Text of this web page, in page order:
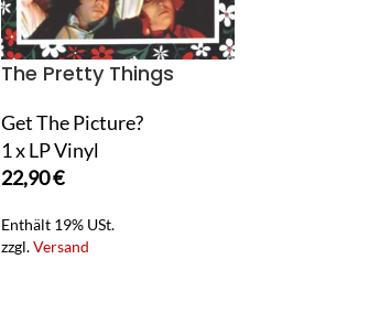
The Pretty Things
Get The Picture?
1 x LP Vinyl
22,90€
Enthält 19% USt.
zzgl.Versand